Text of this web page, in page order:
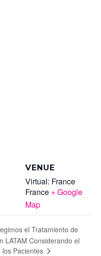
VENUE
Virtual: France
France + Google
Map
el Tratamiento de
LATAM Considerando el
los Pacientes